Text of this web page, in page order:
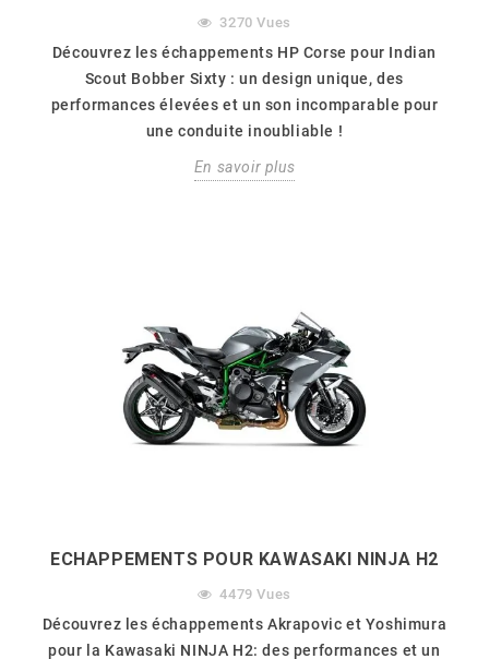
3270Vues
Découvrez les échappements HP Corse pour Indian
Scout Bobber Sixty : un design unique, des
performances élevées et un son incomparable pour
une conduite inoubliable !
En savoir plus
ECHAPPEMENTS POUR KAWASAKI NINJA H2
4479Vues
Découvrez les échappements Akrapovic et Yoshimura
pour la Kawasaki NINJA H2: des performances et un